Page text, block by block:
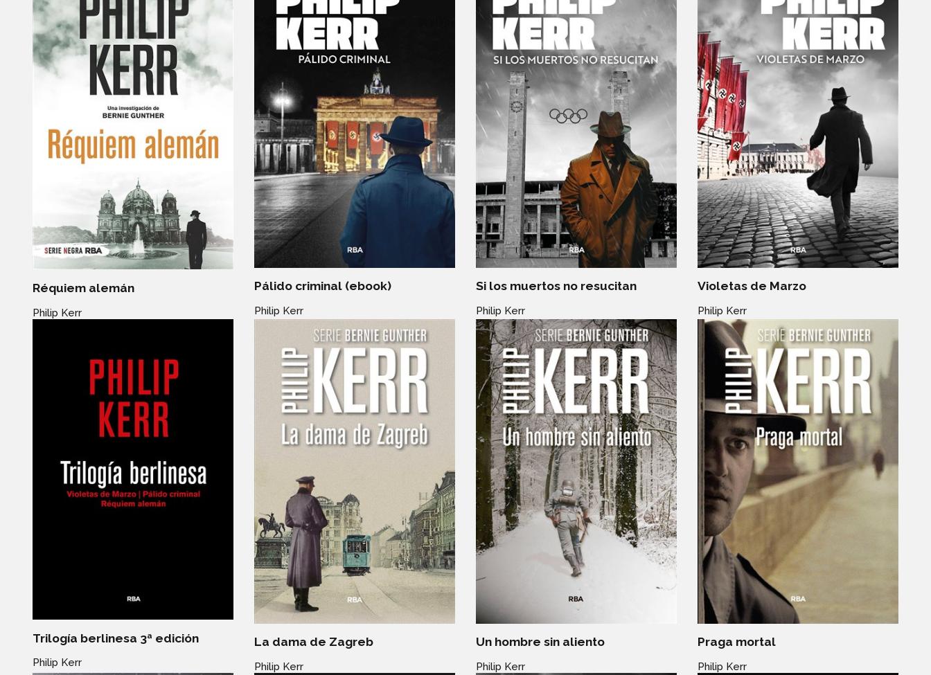
Réquiem alemán
Philip Kerr
Pálido criminal (ebook)
Philip Kerr
Si los muertos no resucitan
Philip Kerr
Violetas de Marzo
Philip Kerr
Trilogía berlinesa 3ª edición
Philip Kerr
La dama de Zagreb
Philip Kerr
Un hombre sin aliento
Philip Kerr
Praga mortal
Philip Kerr